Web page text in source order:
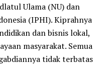
Ulama (NU) dan
(IPHI). Kiprahnya
dan bisnis lokal,
masyarakat. Semua
tidak terbatas